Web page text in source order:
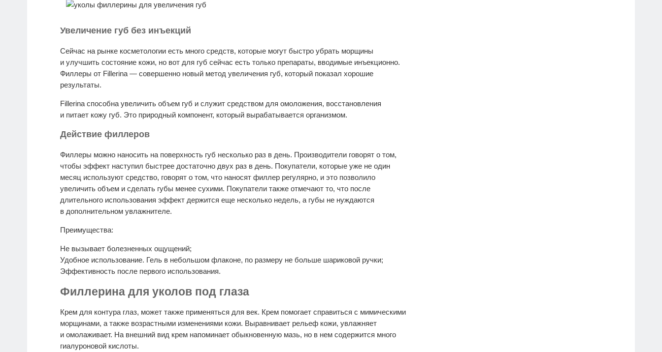
Увеличение губ без инъекций
Сейчас на рынке косметологии есть много средств, которые могут быстро убрать морщины
и улучшить состояние кожи, но вот для губ сейчас есть только препараты, вводимые инъекционно.
Филлеры от Fillerina — совершенно новый метод увеличения губ, который показал хорошие
результаты.
Fillerina способна увеличить объем губ и служит средством для омоложения, восстановления
и питает кожу губ. Это природный компонент, который вырабатывается организмом.
Действие филлеров
Филлеры можно наносить на поверхность губ несколько раз в день. Производители говорят о том,
чтобы эффект наступил быстрее достаточно двух раз в день. Покупатели, которые уже не один
месяц используют средство, говорят о том, что наносят филлер регулярно, и это позволило
увеличить объем и сделать губы менее сухими. Покупатели также отмечают то, что после
длительного использования эффект держится еще несколько недель, а губы не нуждаются
в дополнительном увлажнителе.
Преимущества:
Не вызывает болезненных ощущений;
Удобное использование. Гель в небольшом флаконе, по размеру не больше шариковой ручки;
Эффективность после первого использования.
Филлерина для уколов под глаза
Крем для контура глаз, может также применяться для век. Крем помогает справиться с мимическими
морщинами, а также возрастными изменениями кожи. Выравнивает рельеф кожи, увлажняет
и омолаживает. На внешний вид крем напоминает обыкновенную мазь, но в нем содержится много
гиалуроновой кислоты.